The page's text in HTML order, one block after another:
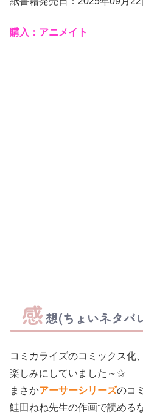
購入：アニメイト
感想(ちょいネタバ
コミカライズのコミックス化、
楽しみにしていました～✩
まさかアーサーシリーズのコ
鮭田ねね先生の作画で読め